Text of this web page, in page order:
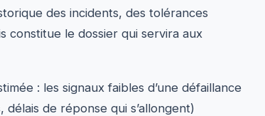
des incidents, des tolérances
constitue le dossier qui servira aux
: les signaux faibles d’une défaillance
délais de réponse qui s’allongent)